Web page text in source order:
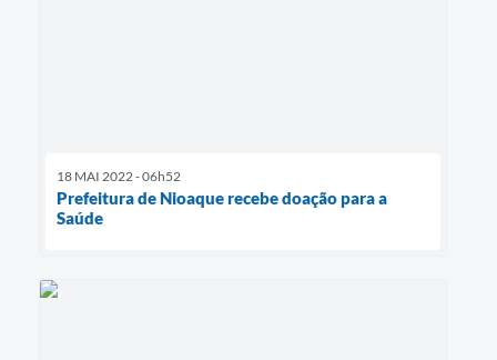
18 MAI 2022 - 06h52
Prefeitura de Nioaque recebe doação para a
Saúde